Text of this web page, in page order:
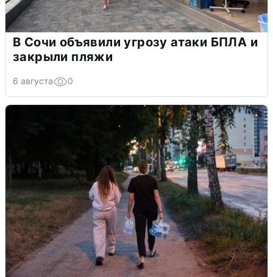
В Сочи объявили угрозу атаки БПЛА и
закрыли пляжи
6 августа 0